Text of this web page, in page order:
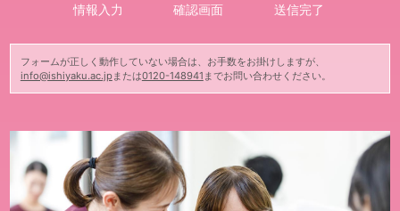
情報入力 確認画面 送信完了
フォームが正しく動作していない場合は、お手数をお掛けしますが、
info@ishiyaku.ac.jpまたは0120-148941 までお問い合わせください。